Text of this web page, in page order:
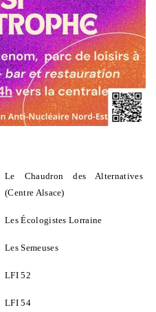
Le Chaudron des Alternatives
(Centre Alsace)
Les Écologistes Lorraine
Les Semeuses
LFI 52
LFI 54